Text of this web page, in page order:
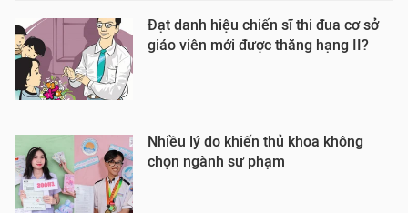
Đạt danh hiệu chiến sĩ thi đua cơ sở
giáo viên mới được thăng hạng II?
Nhiều lý do khiến thủ khoa không
chọn ngành sư phạm